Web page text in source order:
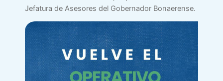
Jefatura de Asesores del Gobernador Bonaerense.